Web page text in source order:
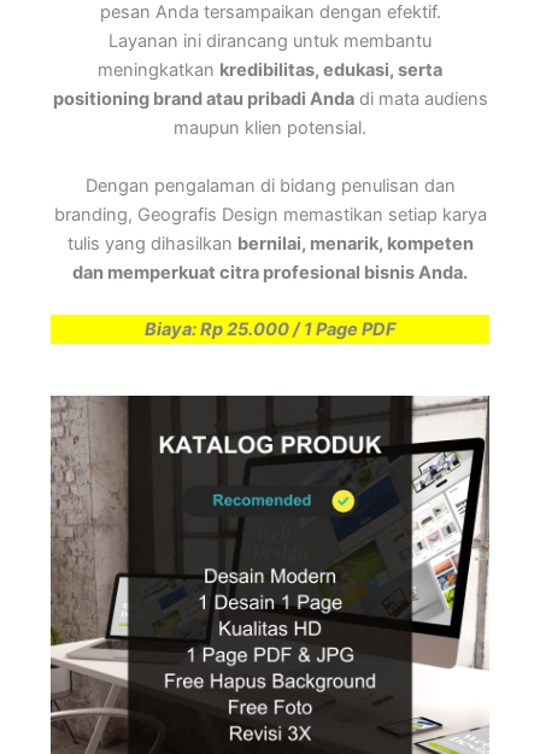
pesan Anda tersampaikan dengan efektif.
Layanan ini dirancang untuk membantu
meningkatkan kredibilitas, edukasi, serta
positioning brand atau pribadi Andadi mata audiens
maupun klien potensial.
Dengan pengalaman di bidang penulisan dan
branding, Geografis Design memastikan setiap karya
tulis yang dihasilkan bernilai, menarik, kompeten
dan memperkuat citra profesional bisnis Anda.
Biaya: Rp 25.000 / 1 Page PDF